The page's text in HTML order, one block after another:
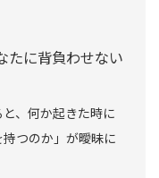
に背負わせない
、何か起きた時に
持つのか」が曖昧に